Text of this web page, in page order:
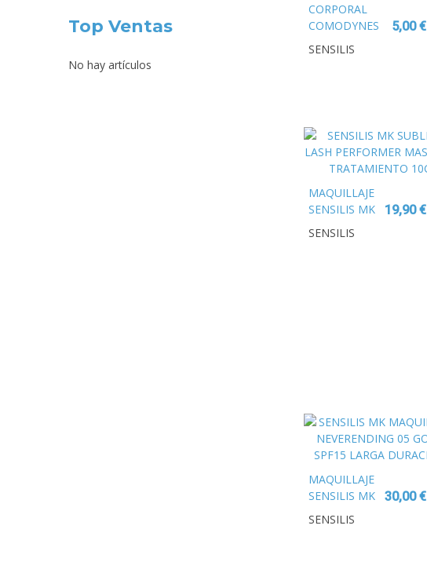
Top Ventas
No hay artículos
CORPORAL
COMODYNES
SELF-TANNING
GLOVE GUANTE
5,00 €
SENSILIS
MAQUILLAJE
SENSILIS MK
SUBLIME
LASH
19,90 €
SENSILIS
MAQUILLAJE
SENSILIS MK
MAQUILLAJE
30,00 €
SENSILIS